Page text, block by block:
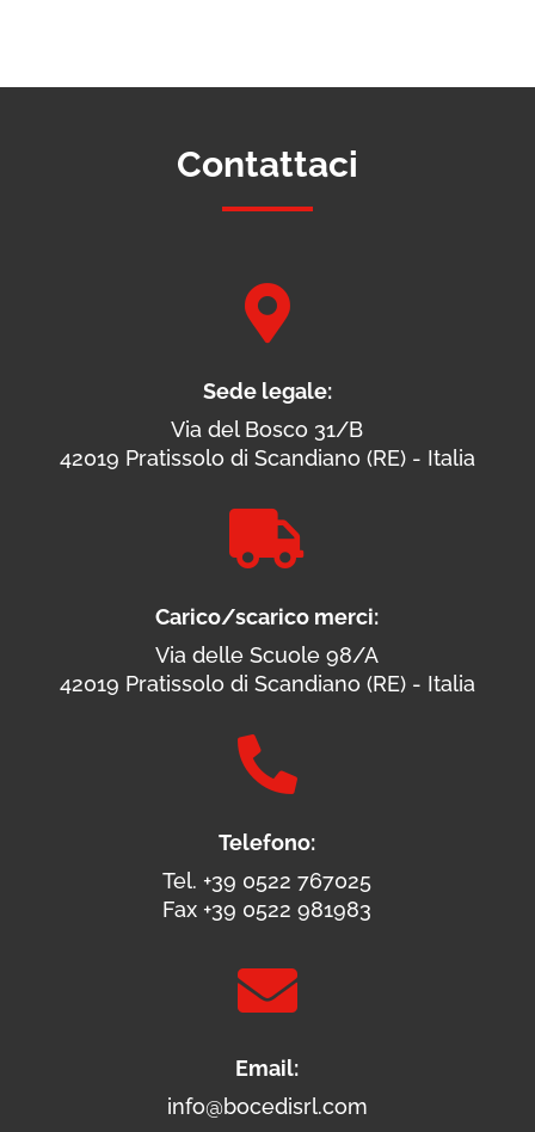
Contattaci

Sede legale:
Via del Bosco 31/B
42019 Pratissolo di Scandiano (RE) - Italia

Carico/scarico merci:
Via delle Scuole 98/A
42019 Pratissolo di Scandiano (RE) - Italia

Telefono:
Tel. +39 0522 767025
Fax +39 0522 981983

Email:
info@bocedisrl.com